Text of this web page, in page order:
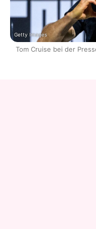
Getty Images
Tom Cruise bei der